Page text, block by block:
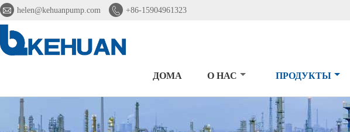
 helen@kehuanpump.com  +86-15904961323
ДОМА О НАС ПРОДУКТЫ